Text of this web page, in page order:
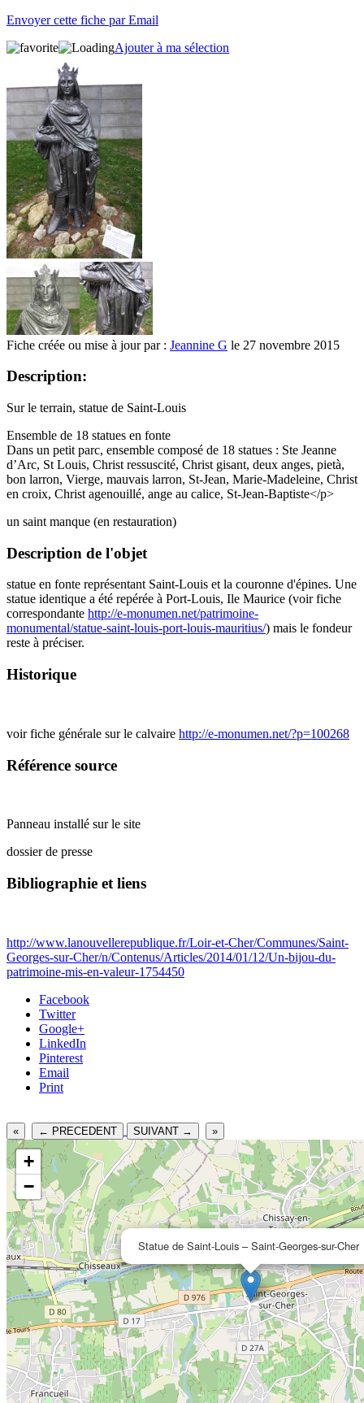
Envoyer cette fiche par Email
Ajouter à ma sélection
Fiche créée ou mise à jour par : Jeannine G le 27 novembre 2015
Description:
Sur le terrain, statue de Saint-Louis
Ensemble de 18 statues en fonte
Dans un petit parc, ensemble composé de 18 statues : Ste Jeanne
d’Arc, St Louis, Christ ressuscité, Christ gisant, deux anges, pietà,
bon larron, Vierge, mauvais larron, St-Jean, Marie-Madeleine, Christ
en croix, Christ agenouillé, ange au calice, St-Jean-Baptiste</p>
un saint manque (en restauration)
Description de l'objet
statue en fonte représentant Saint-Louis et la couronne d'épines. Une
statue identique a été repérée à Port-Louis, Ile Maurice (voir fiche
correspondante http://e-monumen.net/patrimoine-
monumental/statue-saint-louis-port-louis-mauritius/) mais le fondeur
reste à préciser.
Historique
voir fiche générale sur le calvaire http://e-monumen.net/?p=100268
Référence source
Panneau installé sur le site
dossier de presse
Bibliographie et liens
http://www.lanouvellerepublique.fr/Loir-et-Cher/Communes/Saint-
Georges-sur-Cher/n/Contenus/Articles/2014/01/12/Un-bijou-du-
patrimoine-mis-en-valeur-1754450
Facebook
Twitter
Google+
LinkedIn
Pinterest
Email
Print
« ← PRECEDENT SUIVANT → »
Statue de Saint-Louis – Saint-Georges-sur-Cher
+
−